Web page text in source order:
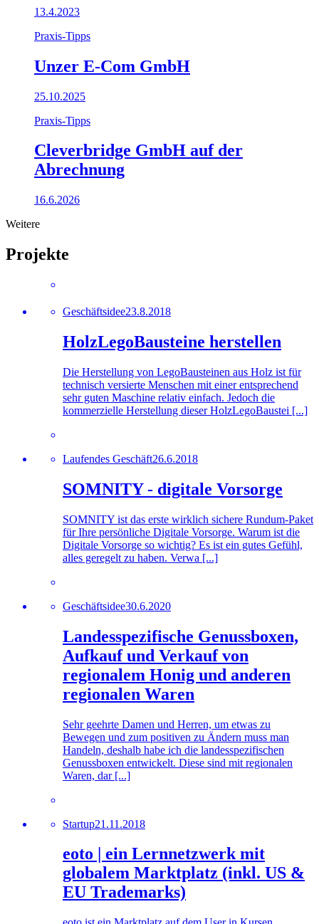
13.4.2023
Praxis-Tipps
Unzer E-Com GmbH
25.10.2025
Praxis-Tipps
Cleverbridge GmbH auf der
Abrechnung
16.6.2026
Weitere
Projekte
Geschäftsidee23.8.2018
HolzLegoBausteine herstellen
Die Herstellung von LegoBausteinen aus Holz ist für
technisch versierte Menschen mit einer entsprechend
sehr guten Maschine relativ einfach. Jedoch die
kommerzielle Herstellung dieser HolzLegoBaustei [...]
Laufendes Geschäft26.6.2018
SOMNITY - digitale Vorsorge
SOMNITY ist das erste wirklich sichere Rundum-Paket
für Ihre persönliche Digitale Vorsorge. Warum ist die
Digitale Vorsorge so wichtig? Es ist ein gutes Gefühl,
alles geregelt zu haben. Verwa [...]
Geschäftsidee30.6.2020
Landesspezifische Genussboxen,
Aufkauf und Verkauf von
regionalem Honig und anderen
regionalen Waren
Sehr geehrte Damen und Herren, um etwas zu
Bewegen und zum positiven zu Ändern muss man
Handeln, deshalb habe ich die landesspezifischen
Genussboxen entwickelt. Diese sind mit regionalen
Waren, dar [...]
Startup21.11.2018
eoto | ein Lernnetzwerk mit
globalem Marktplatz (inkl. US &
EU Trademarks)